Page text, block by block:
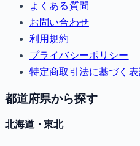
よくある質問
お問い合わせ
利用規約
プライバシーポリシー
特定商取引法に基づく
都道府県から探す
北海道・東北